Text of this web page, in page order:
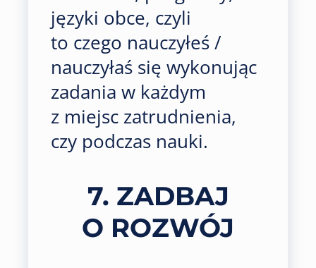
języki obce, czyli
to czego nauczyłeś /
nauczyłaś się wykonując
zadania w każdym
z miejsc zatrudnienia,
czy podczas nauki.
7. ZADBAJ
O ROZWÓJ